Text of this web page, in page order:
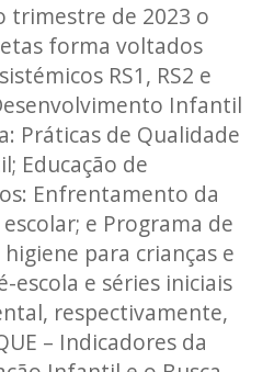
trimestre de 2023 o
forma voltados
RS1, RS2 e
Infantil
Práticas de Qualidade
Educação de
Enfrentamento da
e Programa de
para crianças e
escola e séries iniciais
respectivamente,
– Indicadores da